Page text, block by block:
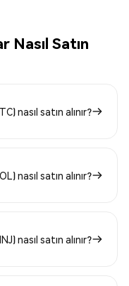
Satın
nasıl satın alınır?
nasıl satın alınır?
nasıl satın alınır?